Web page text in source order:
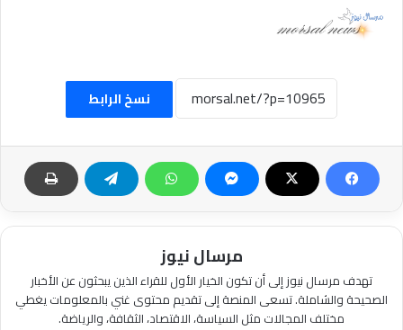
نسخ الرابط
مرسال نيوز
تهدف مرسال نيوز إلى أن تكون الخيار الأول للقراء الذين يبحثون عن الأخبار
الصحيحة والشاملة. تسعى المنصة إلى تقديم محتوى غني بالمعلومات يغطي
مختلف المجالات مثل السياسة، الاقتصاد، الثقافة، والرياضة.